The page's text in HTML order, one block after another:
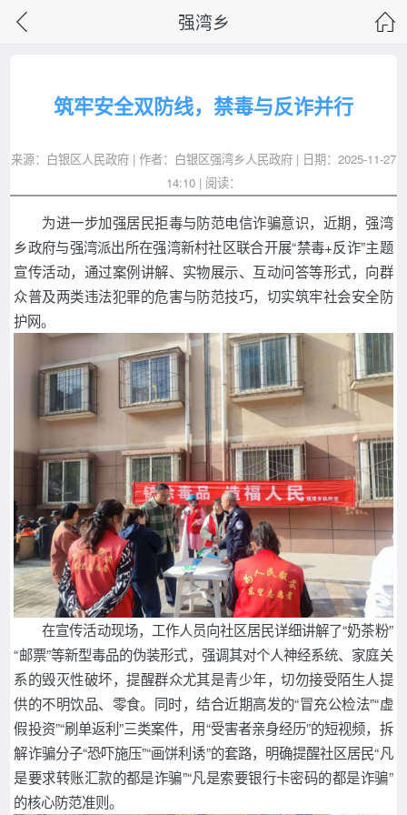
强湾乡
筑牢安全双防线，禁毒与反诈并行
来源：白银区人民政府 | 作者：白银区强湾乡人民政府 | 日期：2025-11-27
14:10 | 阅读：
为进一步加强居民拒毒与防范电信诈骗意识，近期，强湾
乡政府与强湾派出所在强湾新村社区联合开展“禁毒+反诈”主题
宣传活动，通过案例讲解、实物展示、互动问答等形式，向群
众普及两类违法犯罪的危害与防范技巧，切实筑牢社会安全防
护网。
在宣传活动现场，工作人员向社区居民详细讲解了“奶茶粉”
“邮票”等新型毒品的伪装形式，强调其对个人神经系统、家庭关
系的毁灭性破坏，提醒群众尤其是青少年，切勿接受陌生人提
供的不明饮品、零食。同时，结合近期高发的“冒充公检法”“虚
假投资”“刷单返利”三类案件，用“受害者亲身经历”的短视频，拆
解诈骗分子“恐吓施压”“画饼利诱”的套路，明确提醒社区居民“凡
是要求转账汇款的都是诈骗”“凡是索要银行卡密码的都是诈骗”
的核心防范准则。